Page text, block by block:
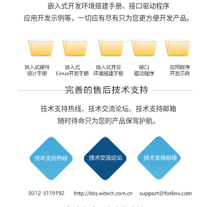
嵌入式开发环境搭建手册、接口驱动程序
应用开发示例等，一切应有尽有只为您更方便开发产品。
技术支持热线、技术交流论坛、技术支持邮箱
随时待命只为您的产品保驾护航。